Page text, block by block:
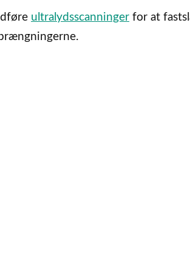
ultralydsscanninger for at